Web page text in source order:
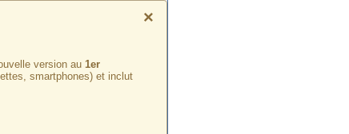
×
version au 1er
smartphones) et inclut